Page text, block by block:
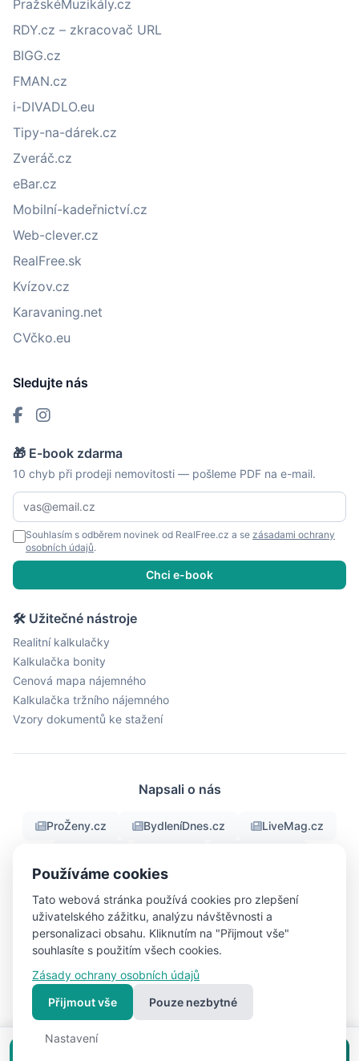
PražskéMuzikály.cz
RDY.cz – zkracovač URL
BIGG.cz
FMAN.cz
i-DIVADLO.eu
Tipy-na-dárek.cz
Zveráč.cz
eBar.cz
Mobilní-kadeřnictví.cz
Web-clever.cz
RealFree.sk
Kvízov.cz
Karavaning.net
CVčko.eu
Sledujte nás
🎁 E-book zdarma
10 chyb při prodeji nemovitosti — pošleme PDF na e-mail.
Souhlasím s odběrem novinek od RealFree.cz a se zásadami ochrany
osobních údajů.
Chci e-book
🛠 Užitečné nástroje
Realitní kalkulačky
Kalkulačka bonity
Cenová mapa nájemného
Kalkulačka tržního nájemného
Vzory dokumentů ke stažení
Napsali o nás
ProŽeny.cz BydleníDnes.cz LiveMag.cz
Objektiv24.cz
© 2026 RealFree.cz - Všechna práva vyhrazena
Nastavení
Vytvořeno s ❤ pro lepší bydlení | Vytvořil
Používáme cookies
Tato webová stránka používá cookies pro zlepšení
uživatelského zážitku, analýzu návštěvnosti a
personalizaci obsahu. Kliknutím na "Přijmout vše"
souhlasíte s použitím všech cookies.
Zásady ochrany osobních údajů
Přijmout vše
Pouze nezbytné
Nastavení